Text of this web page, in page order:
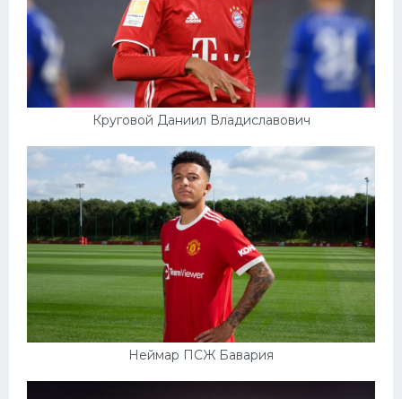
Круговой Даниил Владиславович
Неймар ПСЖ Бавария